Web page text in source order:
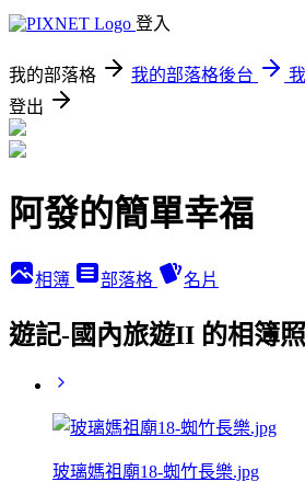
登入
我的部落格 我的部落格後台
登出
阿發的簡單幸福
相簿 部落格 名片
遊記-國內旅遊II 的相簿
玻璃媽祖廟18-蜘竹長樂.jpg